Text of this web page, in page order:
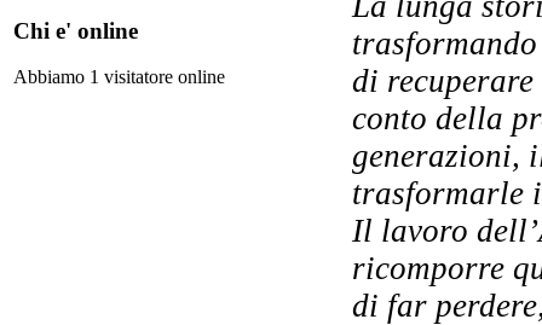
Il
Chi e' online
Abbiamo 1 visitatore online
di
conto della
generazioni,
trasformarle
Il lavoro
ricomporre
di far